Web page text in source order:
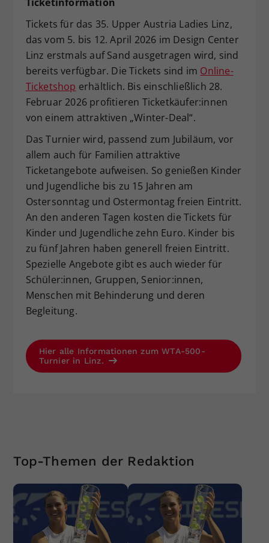
Tickets für das 35. Upper Austria Ladies Linz,
das vom 5. bis 12. April 2026 im Design Center
Linz erstmals auf Sand ausgetragen wird, sind
bereits verfügbar. Die Tickets sind im Online-
Ticketshop erhältlich. Bis einschließlich 28.
Februar 2026 profitieren Ticketkäufer:innen
von einem attraktiven „Winter-Deal“.
Das Turnier wird, passend zum Jubiläum, vor
allem auch für Familien attraktive
Ticketangebote aufweisen. So genießen Kinder
und Jugendliche bis zu 15 Jahren am
Ostersonntag und Ostermontag freien Eintritt.
An den anderen Tagen kosten die Tickets für
Kinder und Jugendliche zehn Euro. Kinder bis
zu fünf Jahren haben generell freien Eintritt.
Spezielle Angebote gibt es auch wieder für
Schüler:innen, Gruppen, Senior:innen,
Menschen mit Behinderung und deren
Begleitung.
Hier alle Informationen zum WTA-500-
Turnier in Linz.
Top-Themen der Redaktion